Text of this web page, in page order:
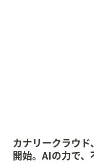
カナリークラウ
開始。AIの力で